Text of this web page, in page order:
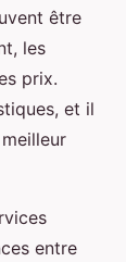
être
les
prix.
et il
entre